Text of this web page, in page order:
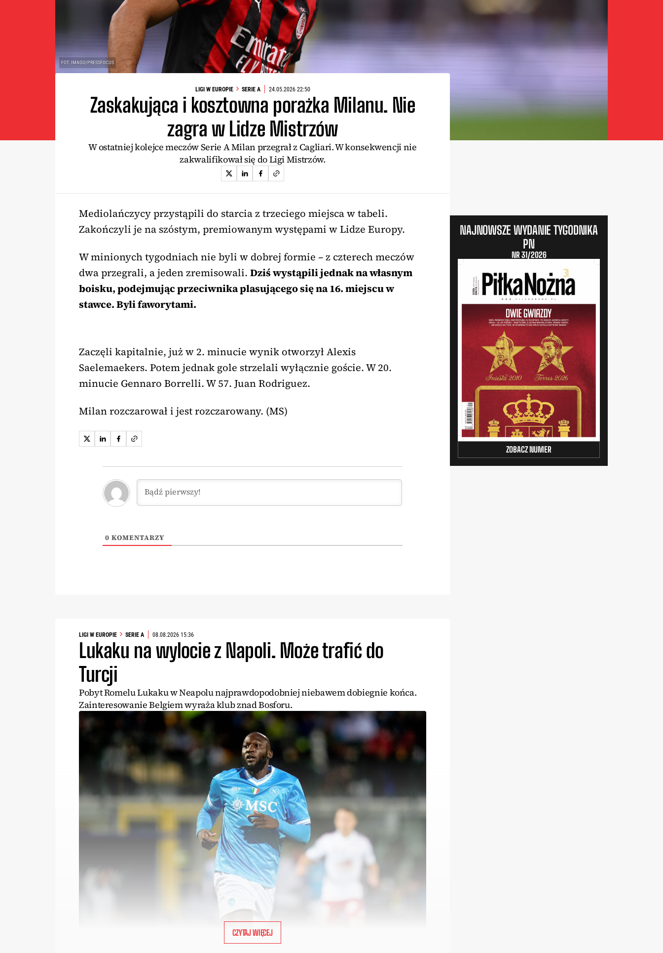
FOT. IMAGO/PRESSFOCUS
LIGI W EUROPIE SERIE A 24.05.2026 22:50
Zaskakująca i kosztowna porażka Milanu. Nie
zagra w Lidze Mistrzów
W ostatniej kolejce meczów Serie A Milan przegrał z Cagliari. W konsekwencji nie
zakwalifikował się do Ligi Mistrzów.
Mediolańczycy przystąpili do starcia z trzeciego miejsca w tabeli.
Zakończyli je na szóstym, premiowanym występami w Lidze Europy.
W minionych tygodniach nie byli w dobrej formie – z czterech meczów
dwa przegrali, a jeden zremisowali. Dziś wystąpili jednak na własnym
boisku, podejmując przeciwnika plasującego się na 16. miejscu w
stawce. Byli faworytami.
Zaczęli kapitalnie, już w 2. minucie wynik otworzył Alexis
Saelemaekers. Potem jednak gole strzelali wyłącznie goście. W 20.
minucie Gennaro Borrelli. W 57. Juan Rodriguez.
Milan rozczarował i jest rozczarowany. (MS)
0 KOMENTARZY
NAJNOWSZE WYDANIE TYGODNIKA
PN
NR 31/2026
ZOBACZ NUMER
LIGI W EUROPIE SERIE A 08.08.2026 15:36
Lukaku na wylocie z Napoli. Może trafić do
Turcji
Pobyt Romelu Lukaku w Neapolu najprawdopodobniej niebawem dobiegnie końca.
Zainteresowanie Belgiem wyraża klub znad Bosforu.
CZYTAJ WIĘCEJ